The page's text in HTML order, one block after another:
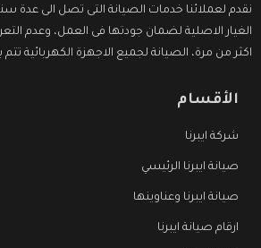
نقدم لعملائنا خدمات الصيانة التى تصل الى عدة
الغيار الاصلية لضمان جودتها فى العمل، وعدم
اكثر من مرة، الصيانة لجميع الاجهزة الكهربائية
الأقسام
شركة ايبرنا
صيانة ايبرنا الرئيسي
صيانة ايبرنا وعناوينها
ارقام صيانة ايبرنا